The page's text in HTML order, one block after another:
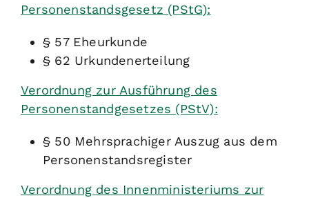
Personenstandsgesetz (PStG):
§ 57 Eheurkunde
§ 62 Urkundenerteilung
Verordnung zur Ausführung des
Personenstandgesetzes (PStV):
§ 50 Mehrsprachiger Auszug aus dem
Personenstandsregister
Verordnung des Innenministeriums zur